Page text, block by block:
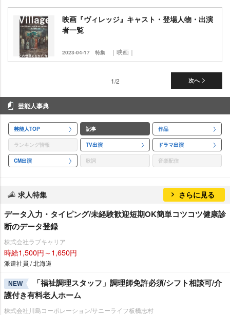
映画『ヴィレッジ』キャスト・登場人物・出演
者一覧
2023-04-17 特集 ｜映画｜
次へ
1/2
芸能人事典
芸能人TOP 記事 作品
ランキング情報 TV出演 ドラマ出演
CM出演 歌詞 音楽配信
求人特集 さらに見る
データ入力・タイピング/未経験歓迎短期OK簡単コツコツ健康診
断のデータ登録
株式会社ラブキャリア
時給1,500円～1,650円
派遣社員 / 北海道
NEW
「福祉調理スタッフ」調理師免許必須/シフト相談可/介
護付き有料老人ホーム
株式会社川島コーポレーション/サニーライフ板橋志村